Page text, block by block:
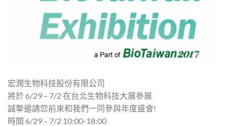
宏潤生物科技股份有限公司
將於 6/29 – 7/2 在台北生物科技大展參展
誠摯邀請您前來和我們一同參與年度盛會!
時間 6/29 – 7/2 10:00-18:00